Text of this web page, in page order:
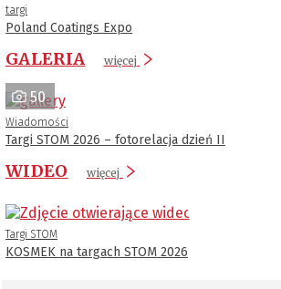
targi
Poland Coatings Expo
GALERIA więcej
50
Wiadomości
Targi STOM 2026 – fotorelacja dzień II
WIDEO więcej
Targi STOM
KOSMEK na targach STOM 2026